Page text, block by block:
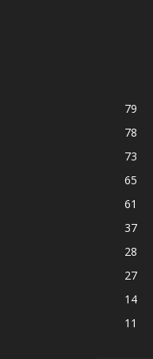
79
78
73
65
61
37
28
27
14
11